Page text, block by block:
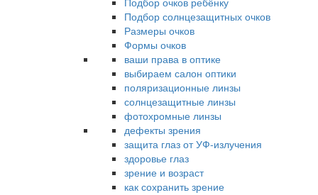
Подбор солнцезащитных очков
Размеры очков
Формы очков
ваши права в оптике
выбираем салон оптики
поляризационные линзы
солнцезащитные линзы
фотохромные линзы
дефекты зрения
защита глаз от УФ-излучения
здоровье глаз
зрение и возраст
как сохранить зрение